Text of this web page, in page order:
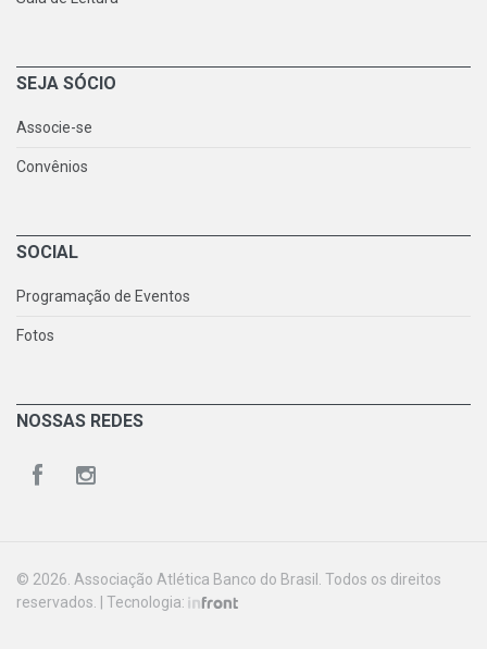
SEJA SÓCIO
Associe-se
Convênios
SOCIAL
Programação de Eventos
Fotos
NOSSAS REDES
© 2026. Associação Atlética Banco do Brasil. Todos os direitos
reservados. | Tecnologia: